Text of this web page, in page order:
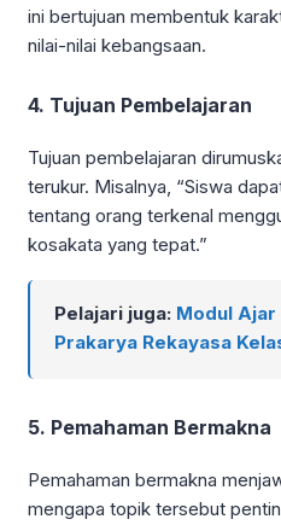
ini bertujuan membentuk
nilai-nilai kebangsaan.
4. Tujuan Pembelajaran
Tujuan pembelajaran
terukur. Misalnya, “Siswa
tentang orang terkenal
kosakata yang tepat.”
Pelajari juga: Modul Ajar
Prakarya Rekayasa
5. Pemahaman Bermakna
Pemahaman bermakna
mengapa topik tersebut